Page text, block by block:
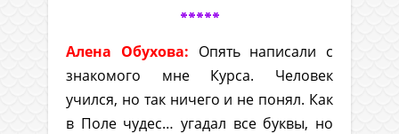
*****
Алена Обухова: Опять написали с
знакомого мне Курса. Человек
учился, но так ничего и не понял. Как
в Поле чудес… угадал все буквы, но